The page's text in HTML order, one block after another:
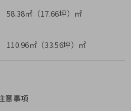
58.38㎡（17.66坪）㎡
110.96㎡（33.56坪）㎡
意事項